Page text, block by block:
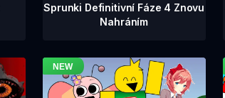
Sprunki Definitivní Fáze 4 Znovu
Nahráním